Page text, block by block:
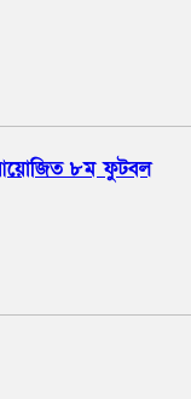
আয়োজিত ৮ম ফুটবল